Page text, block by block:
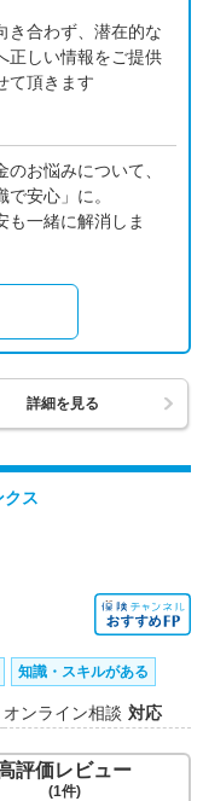
き合わず、潜在的な
正しい情報をご提供
て頂きます
お悩みについて、
安心」に。
も一緒に解消しま
詳細を見る
クス
知識・スキルがある
オンライン相談 対応
評価レビュー
(1件)